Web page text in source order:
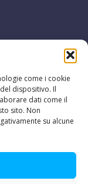
come i cookie
dispositivo. Il
dati come il
sito. Non
su alcune